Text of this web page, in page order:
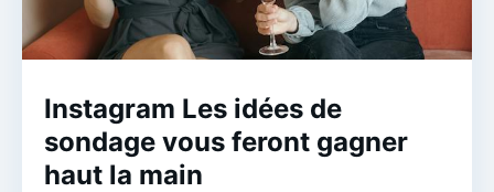
Instagram Les idées de
sondage vous feront gagner
haut la main